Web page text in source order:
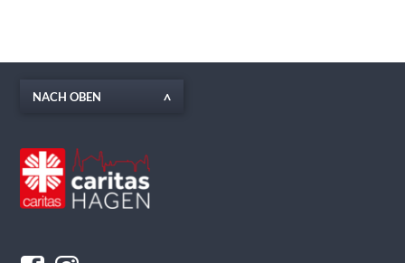
NACH OBEN